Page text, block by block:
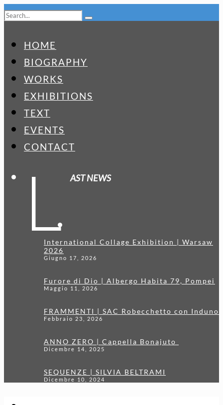
HOME
BIOGRAPHY
WORKS
EXHIBITIONS
TEXT
EVENTS
CONTACT
L AST NEWS
International Collage Exhibition | Warsaw
2026
Giugno 17, 2026
Furore di Dio | Albergo Habita 79, Pompei
Maggio 11, 2026
FRAMMENTI | SAC Robecchetto con Induno
Febbraio 23, 2026
ANNO ZERO | Cappella Bonajuto
Dicembre 14, 2025
SEQUENZE | SILVIA BELTRAMI
Dicembre 10, 2024